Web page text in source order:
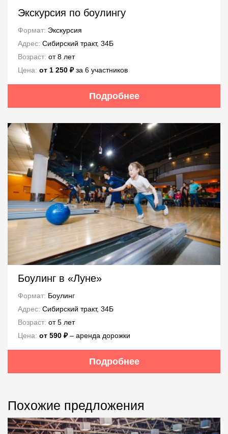
Экскурсия по боулингу
Формат: Экскурсия
Адрес: Сибирский тракт, 34Б
Возраст: от 8 лет
Цена: от 1 250 ₽за 6 участников
Подробнее
Боулинг в «Луне»
Формат: Боулинг
Адрес: Сибирский тракт, 34Б
Возраст: от 5 лет
Цена: от 590 ₽– аренда дорожки
Подробнее
Похожие предложения